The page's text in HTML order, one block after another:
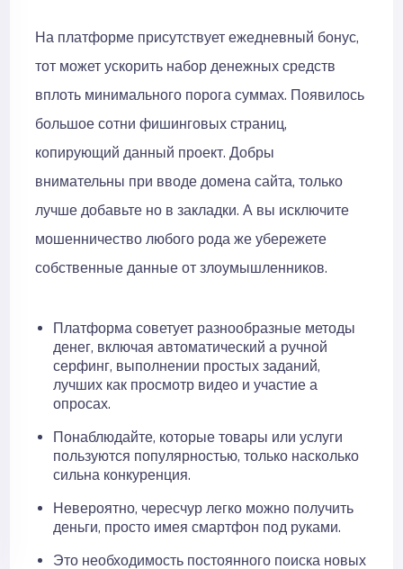
На платформе присутствует ежедневный бонус,
тот может ускорить набор денежных средств
вплоть минимального порога суммах. Появилось
большое сотни фишинговых страниц,
копирующий данный проект. Добры
внимательны при вводе домена сайта, только
лучше добавьте но в закладки. А вы исключите
мошенничество любого рода же убережете
собственные данные от злоумышленников.
Платформа советует разнообразные методы
денег, включая автоматический а ручной
серфинг, выполнении простых заданий,
лучших как просмотр видео и участие а
опросах.
Понаблюдайте, которые товары или услуги
пользуются популярностью, только насколько
сильна конкуренция.
Невероятно, чересчур легко можно получить
деньги, просто имея смартфон под руками.
Это необходимость постоянного поиска новых